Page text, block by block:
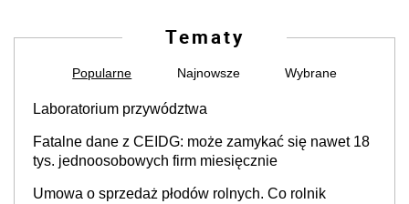
Tematy
Popularne Najnowsze Wybrane
Laboratorium przywództwa
Fatalne dane z CEIDG: może zamykać się nawet 18
tys. jednoosobowych firm miesięcznie
Umowa o sprzedaż płodów rolnych. Co rolnik